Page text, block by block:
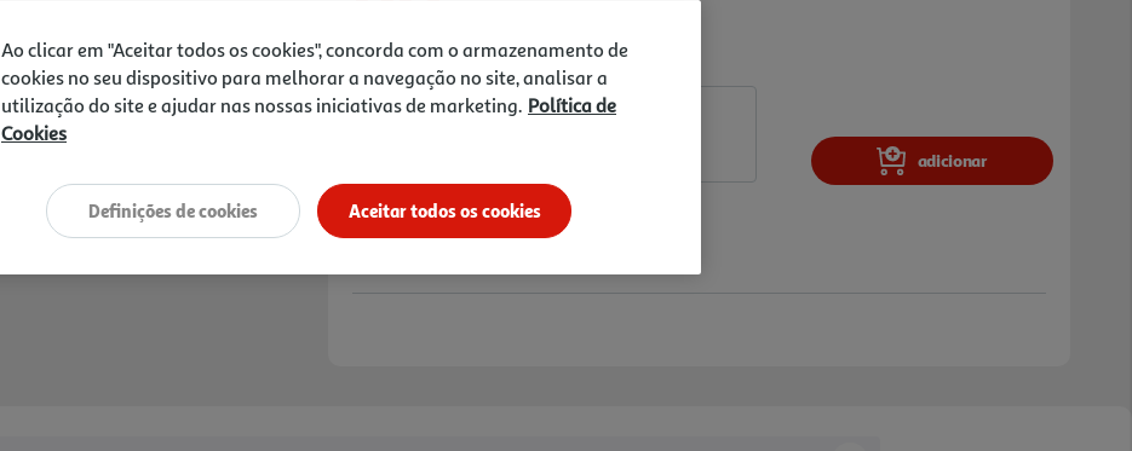
Notas de preparação
adicionar
Ao clicar em "Aceitar todos os cookies", concorda com o armazenamento de
cookies no seu dispositivo para melhorar a navegação no site, analisar a
utilização do site e ajudar nas nossas iniciativas de marketing. Política de
Cookies
Aceitar todos os cookies
Definições de cookies